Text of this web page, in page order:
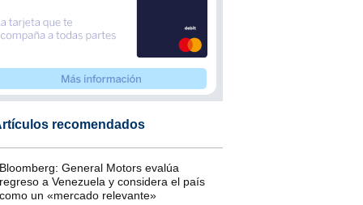
recomendados
General Motors evalúa
a Venezuela y considera el país
un «mercado relevante»